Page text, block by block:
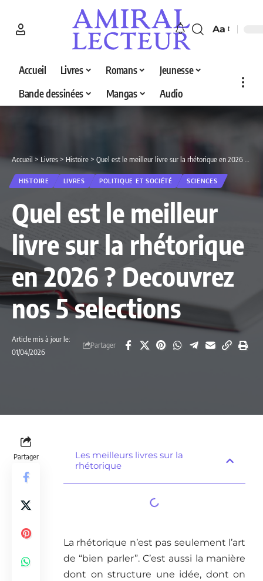
Aa
Accueil Livres Romans
Jeunesse
Bande dessinées
Mangas Audio
Accueil > Livres > Histoire > Quel est le meilleur livre sur la rhétorique en 2026 ? Decouvrez nos 5 selections
HISTOIRE LIVRES POLITIQUE ET SOCIÉTÉ SCIENCES
Quel est le meilleur
livre sur la rhétorique
en 2026 ? Decouvrez
nos 5 selections
Article mis à jour le:
01/04/2026
Partager
Partager
Les meilleurs livres sur la
rhétorique
La rhétorique n’est pas seulement l’art
de “bien parler”. C’est aussi la manière
dont on structure une idée, dont on